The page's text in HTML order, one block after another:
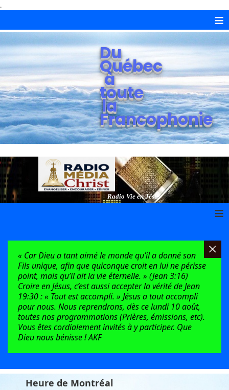
.
≡
Du
Québec
à
toute
la
Francophonie
Radio Vie en Jésus
≡
« Car Dieu a tant aimé le monde qu’il a donné son
Fils unique, afin que quiconque croit en lui ne périsse
point, mais qu’il ait la vie éternelle. » (Jean 3:16)
Croire en Jésus, c’est aussi accepter la vérité de Jean
19:30 : « Tout est accompli. » Jésus a tout accompli
pour nous. Nous reprendrons, dès ce lundi 10 août,
toutes nos programmations (Prières, émissions, etc).
Vous êtes cordialement invités à y participer. Que
Dieu nous bénisse ! AKF
Heure de Montréal